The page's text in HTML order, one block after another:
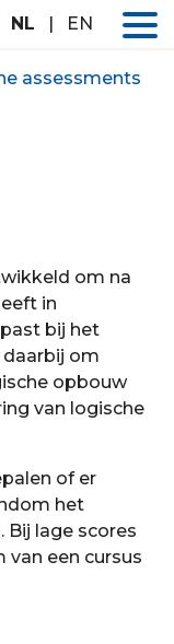
NL | EN
assessments
om na
in
bij het
daarbij om
opbouw
van logische
of er
het
Bij lage scores
van een cursus